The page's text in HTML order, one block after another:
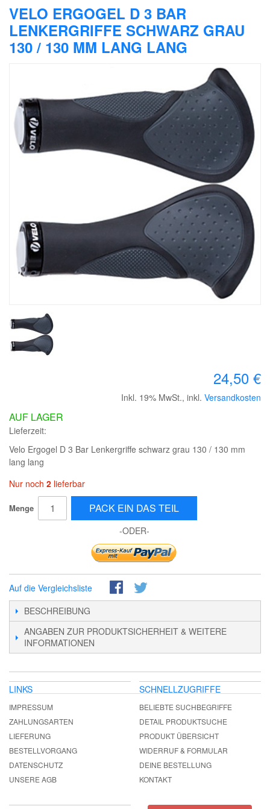
VELO ERGOGEL D 3 BAR
LENKERGRIFFE SCHWARZ GRAU
130 / 130 MM LANG LANG
24,50 €
Inkl. 19% MwSt., inkl. Versandkosten
AUF LAGER
Lieferzeit:
Velo Ergogel D 3 Bar Lenkergriffe schwarz grau 130 / 130 mm
lang lang
Nur noch 2 lieferbar
Menge PACK EIN DAS TEIL
-ODER-
Auf die Vergleichsliste
BESCHREIBUNG
ANGABEN ZUR PRODUKTSICHERHEIT & WEITERE
INFORMATIONEN
LINKS
IMPRESSUM
ZAHLUNGSARTEN
LIEFERUNG
BESTELLVORGANG
DATENSCHUTZ
UNSERE AGB
SCHNELLZUGRIFFE
BELIEBTE SUCHBEGRIFFE
DETAIL PRODUKTSUCHE
PRODUKT ÜBERSICHT
WIDERRUF & FORMULAR
DEINE BESTELLUNG
KONTAKT